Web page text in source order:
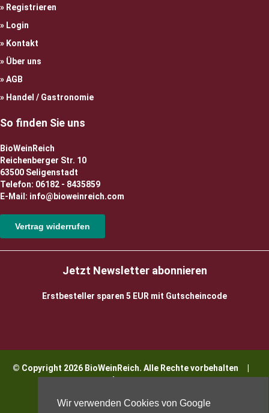
Wir verwenden Cookies von Google
Registrieren
Login
Kontakt
Über uns
AGB
Handel / Gastronomie
So finden Sie uns
BioWeinReich
Reichenberger Str. 10
63500 Seligenstadt
Telefon: 06182 - 8435859
E-Mail: info@bioweinreich.com
Vertrag widerrufen
Jetzt Newsletter abonnieren
Erstbesteller sparen 5 EUR mit Gutscheincode
© Copyright 2026 BioWeinReich. Alle Rechte vorbehalten |
Impressum